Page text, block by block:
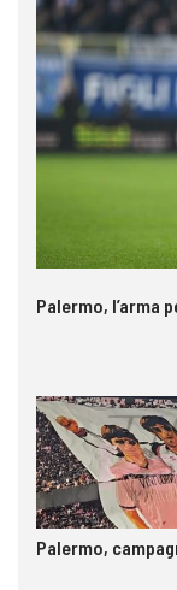
Palermo, l’arma
Palermo,